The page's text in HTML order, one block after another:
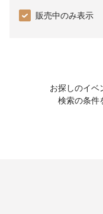
販売中のみ表示
お探しのイベ
検索の条件